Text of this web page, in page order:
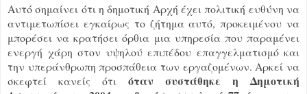
Αυτό σημαίνει ότι η δημοτική Αρχή έχει πολιτική ευθύνη να
αντιμετωπίσει εγκαίρως το ζήτημα αυτό, προκειμένου να
μπορέσει να κρατήσει όρθια μια υπηρεσία που παραμένει
ενεργή χάρη στον υψηλού επιπέδου επαγγελματισμό και
την υπεράνθρωπη προσπάθεια των εργαζομένων. Αρκεί να
σκεφτεί κανείς ότι όταν συστάθηκε η Δημοτική